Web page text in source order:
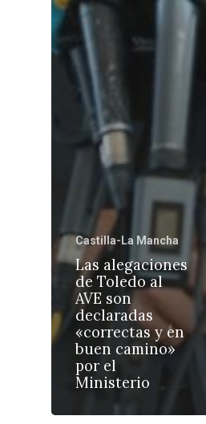
Castilla-La Mancha
Las alegaciones
de Toledo al
AVE son
declaradas
«correctas y en
buen camino»
por el
Ministerio